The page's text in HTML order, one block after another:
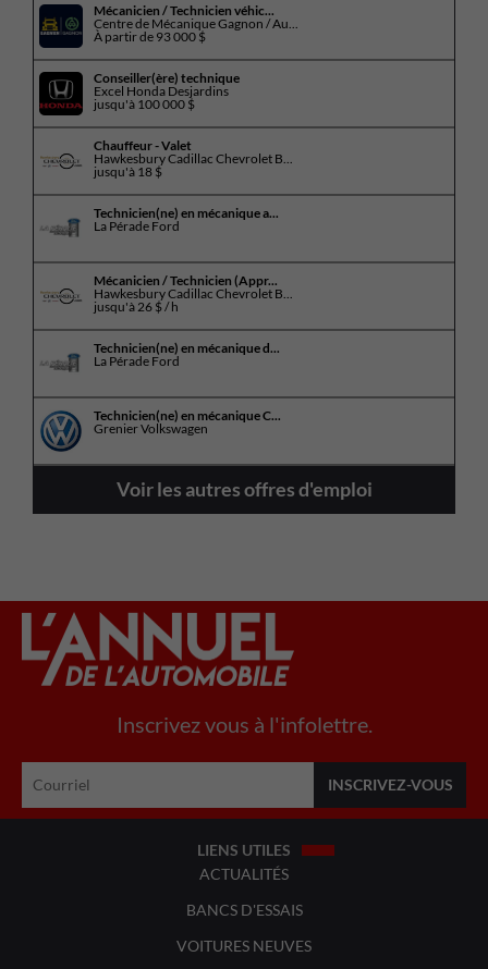
Mécanicien / Technicien véhic...
Centre de Mécanique Gagnon / Au...
À partir de 93 000 $
Conseiller(ère) technique
Excel Honda Desjardins
jusqu'à 100 000 $
Chauffeur - Valet
Hawkesbury Cadillac Chevrolet B...
jusqu'à 18 $
Technicien(ne) en mécanique a...
La Pérade Ford
Mécanicien / Technicien (Appr...
Hawkesbury Cadillac Chevrolet B...
jusqu'à 26 $ / h
Technicien(ne) en mécanique d...
La Pérade Ford
Technicien(ne) en mécanique C...
Grenier Volkswagen
Voir les autres offres d'emploi
Inscrivez vous à l'infolettre.
LIENS UTILES
ACTUALITÉS
BANCS D'ESSAIS
VOITURES NEUVES